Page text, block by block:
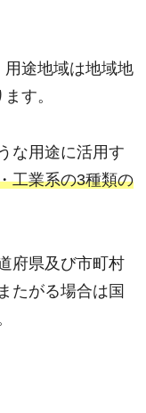
用途地域は地域地
す。
な用途に活用す
工業系の3種類の
府県及び市町村
たがる場合は国